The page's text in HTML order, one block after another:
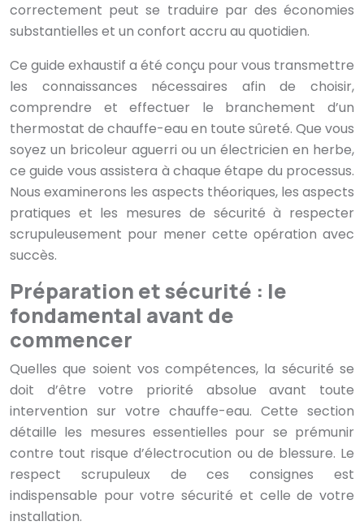
correctement peut se traduire par des économies
substantielles et un confort accru au quotidien.
Ce guide exhaustif a été conçu pour vous transmettre
les connaissances nécessaires afin de choisir,
comprendre et effectuer le branchement d’un
thermostat de chauffe-eau en toute sûreté. Que vous
soyez un bricoleur aguerri ou un électricien en herbe,
ce guide vous assistera à chaque étape du processus.
Nous examinerons les aspects théoriques, les aspects
pratiques et les mesures de sécurité à respecter
scrupuleusement pour mener cette opération avec
succès.
Préparation et sécurité : le
fondamental avant de
commencer
Quelles que soient vos compétences, la sécurité se
doit d’être votre priorité absolue avant toute
intervention sur votre chauffe-eau. Cette section
détaille les mesures essentielles pour se prémunir
contre tout risque d’électrocution ou de blessure. Le
respect scrupuleux de ces consignes est
indispensable pour votre sécurité et celle de votre
installation.